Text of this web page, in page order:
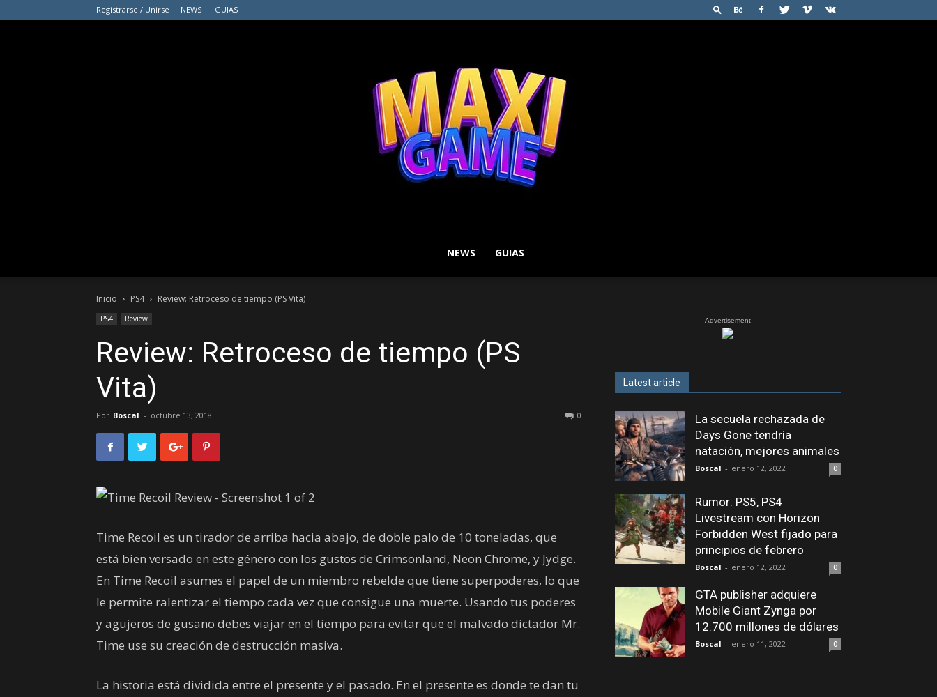
Registrarse / Unirse NEWS GUIAS
GAME
NEWS GUIAS
Inicio PS4 Review: Retroceso de tiempo (PS Vita)
PS4 Review
Review: Retroceso de tiempo (PS
Vita)
Por Boscal - octubre 13, 2018 0
Time Recoil es un tirador de arriba hacia abajo, de doble palo de 10 toneladas, que
está bien versado en este género con los gustos de Crimsonland, Neon Chrome, y Jydge.
En Time Recoil asumes el papel de un miembro rebelde que tiene superpoderes, lo que
le permite ralentizar el tiempo cada vez que consigue una muerte. Usando tus poderes
y agujeros de gusano debes viajar en el tiempo para evitar que el malvado dictador Mr.
Time use su creación de destrucción masiva.
La historia está dividida entre el presente y el pasado. En el presente es donde te dan tu
- Advertisement -
Latest article
La secuela rechazada de
Days Gone tendría
natación, mejores animales
Boscal - enero 12, 2022 0
Rumor: PS5, PS4
Livestream con Horizon
Forbidden West fijado para
principios de febrero
Boscal - enero 12, 2022 0
GTA publisher adquiere
Mobile Giant Zynga por
12.700 millones de dólares
Boscal - enero 11, 2022 0